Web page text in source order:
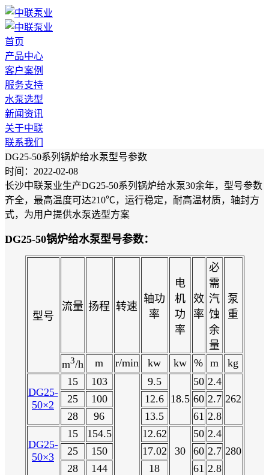
首页
产品中心
客户案例
服务支持
水泵选型
新闻资讯
关于中联
联系我们
DG25-50系列锅炉给水泵型号参数
时间：2022-02-08
长沙中联泵业生产DG25-50系列锅炉给水泵30余年，型号参数
齐全，最高温度可达210℃，运行稳定，耐高温材质，轴封方
式，为用户提供水泵选型方案
DG25-50锅炉给水泵型号参数：
型号
流量 扬程 转速
轴功
率
电
机
功
率
效
率
必
需
汽
蚀
余
量
泵
重
m3/h m r/min kw kw % m kg
DG25-
50×2
15 103
9.5
18.5
50 2.4
262
25 100 12.6 60 2.7
28
96 13.5 61 2.8
DG25-
50×3
15 154.5
12.62
30
50 2.4
280
25 150 17.02 60 2.7
28
144 18 61 2.8